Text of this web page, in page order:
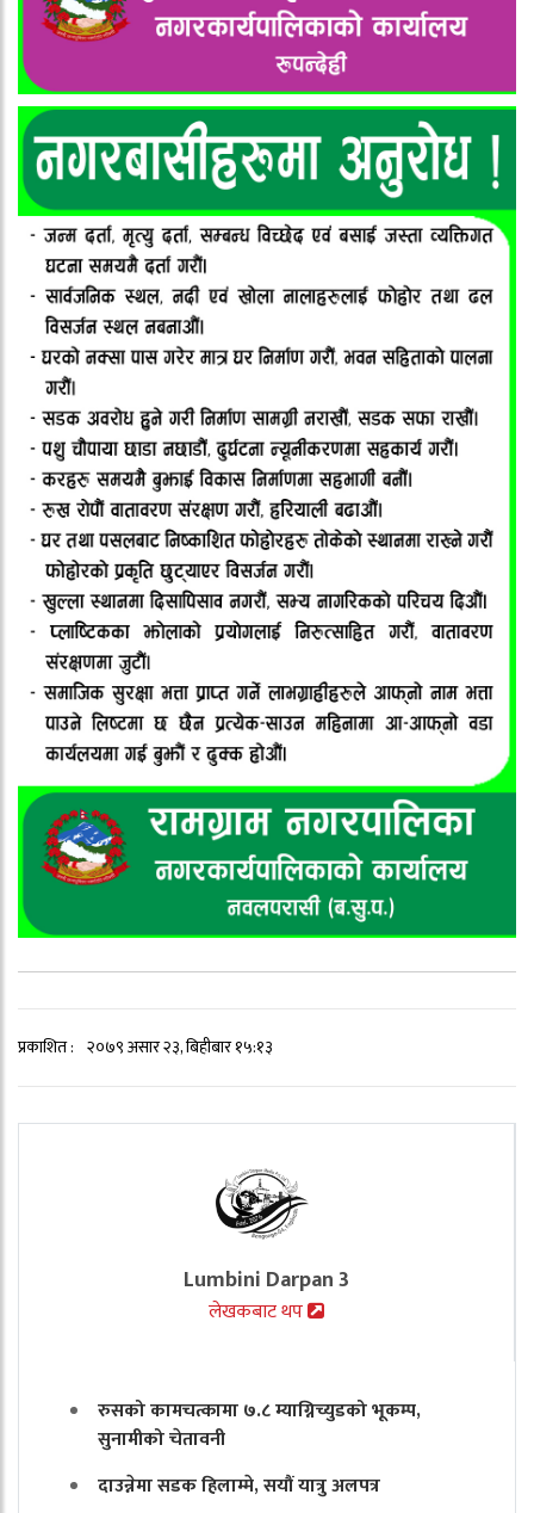
प्रकाशित : २०७९ असार २३, बिहीबार १५:१३
Lumbini Darpan 3
लेखकबाट थप
रुसको कामचत्कामा ७.८ म्याग्निच्युडको भूकम्प,
सुनामीको चेतावनी
दाउन्नेमा सडक हिलाम्मे, सयौं यात्रु अलपत्र